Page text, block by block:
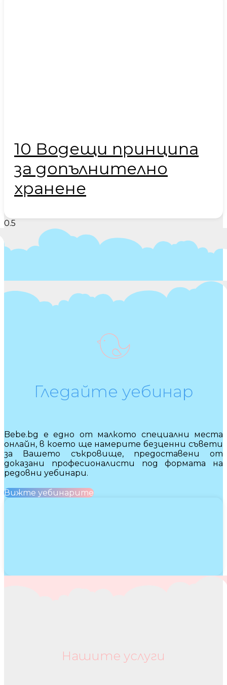
10 Водещи принципа
за допълнително
хранене
Гледайте уебинар
Bebe.bg е едно от малкото специални места
онлайн, в което ще намерите безценни съвети
за Вашето съкровище, предоставени от
доказани професионалисти под формата на
редовни уебинари.
Вижте уебинарите
Нашите услуги